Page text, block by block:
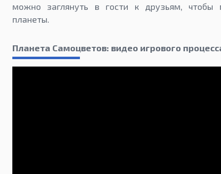
можно заглянуть в гости к друзьям, чтобы
планеты.
Планета Самоцветов: видео игрового